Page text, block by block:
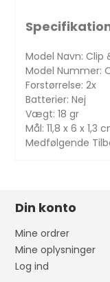
Model Navn: Clip
Model Nummer:
Forstørrelse: 2x
Batterier: Nej
Vægt: 18 gr
Mål: 11,8 x 6 x 1,3
Medfølgende
Din konto
Mine ordrer
Mine oplysninger
Log ind